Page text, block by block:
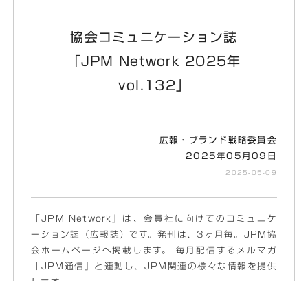
協会コミュニケーション誌
「JPM Network 2025年
vol.132」
広報・ブランド戦略委員会
2025年05月09日
2025-05-09
「JPM Network」は、会員社に向けてのコミュニケ
ーション誌（広報誌）です。発刊は、3ヶ月毎。JPM協
会ホームページへ掲載します。 毎月配信するメルマガ
「JPM通信」と連動し、JPM関連の様々な情報を提供